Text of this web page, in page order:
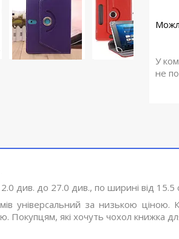
У
не
див. до 27.0 див., по ширині від 15.5
універсальний за низькою ціною.
Покупцям, які хочуть чохол книжка